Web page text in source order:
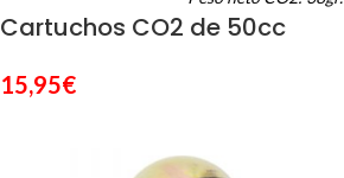
Cartuchos CO2 de 50cc
15,95€